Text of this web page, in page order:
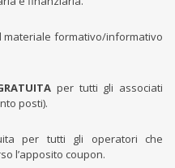
formativo/informativo
per tutti gli associati
posti).
per tutti gli operatori che
l’apposito coupon.